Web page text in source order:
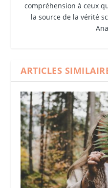
compréhension à ceux
la source de la vérité
ARTICLES